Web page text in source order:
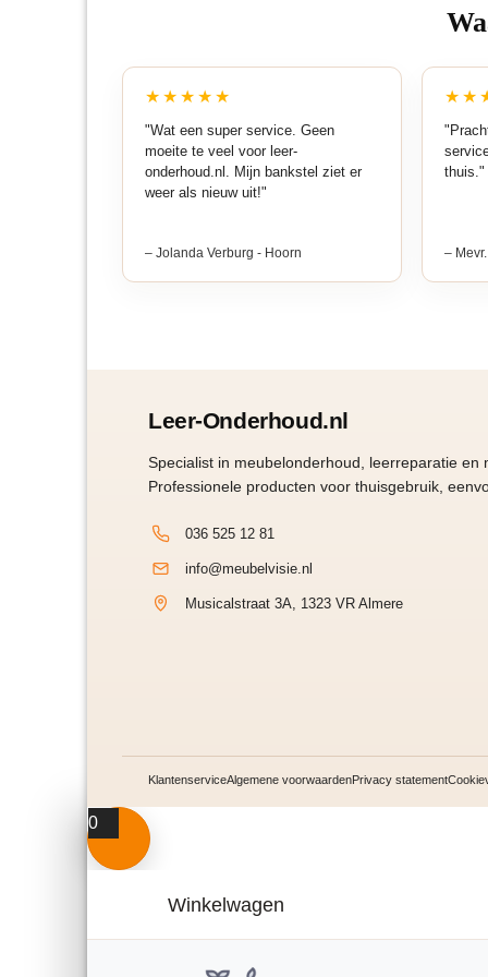
★★★★★
"Wat een super service. Geen
moeite te veel voor leer-
onderhoud.nl. Mijn bankstel ziet er
weer als nieuw uit!"
– Jolanda Verburg - Hoorn
thuis."
–
Leer-Onderhoud.nl
Specialist in meubelonderhoud, leerreparatie en
Professionele producten voor thuisgebruik,
036 525 12 81
info@meubelvisie.nl
Musicalstraat 3A, 1323 VR Almere
KlantenserviceAlgemene voorwaardenPrivacy statement
0
Winkelwagen